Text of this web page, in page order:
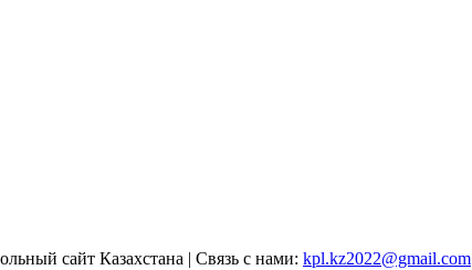
сайт Казахстана | Связь с нами: kpl.kz2022@gmail.com